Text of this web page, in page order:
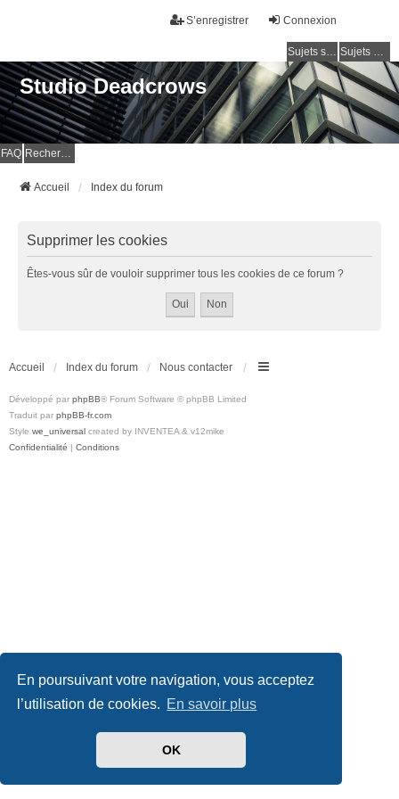
En poursuivant votre navigation, vous acceptez
l’utilisation de cookies. En savoir plus
OK
Connexion
S’enregistrer
Sujets sans réponse Sujets actifs
Studio Deadcrows
FAQ Rechercher
Accueil Index du forum
Supprimer les cookies
Êtes-vous sûr de vouloir supprimer tous les cookies de ce forum ?
Accueil Index du forum Nous contacter
Développé par phpBB® Forum Software © phpBB Limited
Traduit par phpBB-fr.com
Style we_universal created by INVENTEA & v12mike
Confidentialité | Conditions